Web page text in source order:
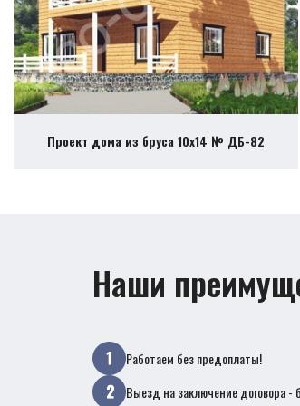
Проект дома из бруса 10х14 № ДБ-82
Наши
Работаем без предоплаты!
Выезд на заключение договора -